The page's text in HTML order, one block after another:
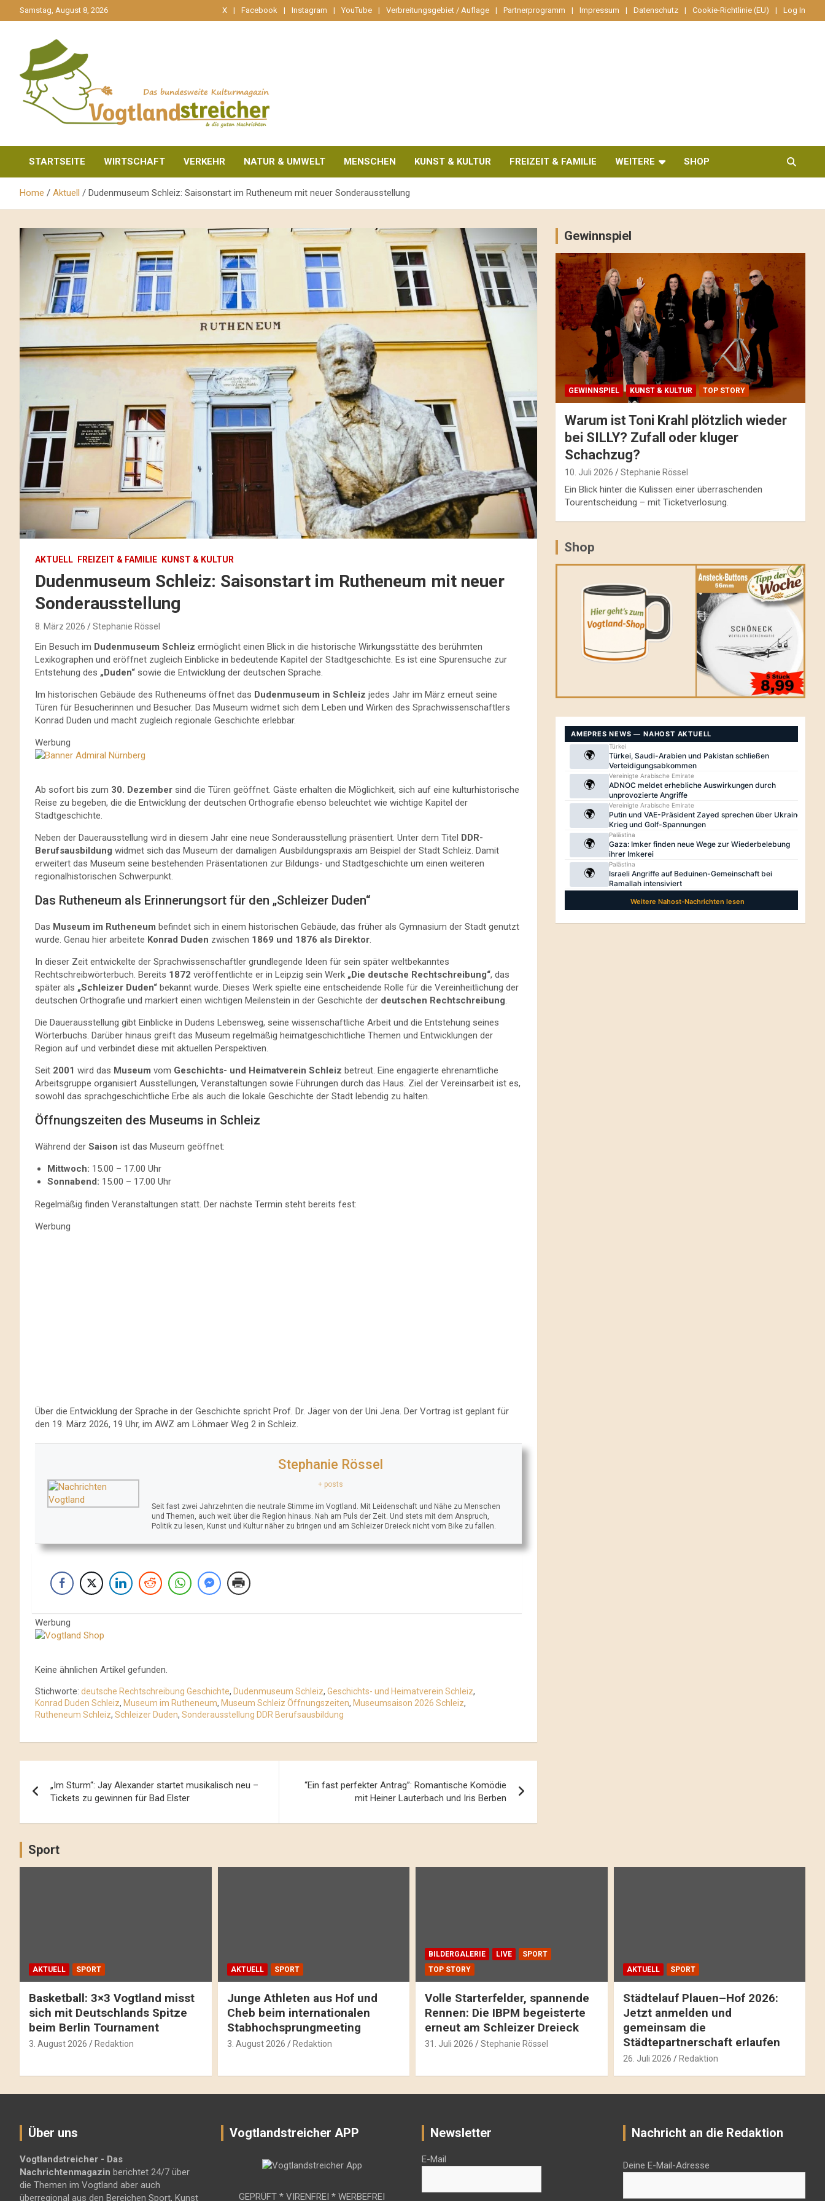
zum
Samstag, August 8, 2026 X Facebook Instagram YouTube Verbreitungsgebiet / Auflage Partnerprogramm Impressum Datenschutz Cookie-Richtlinie (EU) Log In
Vogtlandstreicher
STARTSEITE WIRTSCHAFT VERKEHR NATUR & UMWELT MENSCHEN KUNST & KULTUR FREIZEIT & FAMILIE WEITERE SHOP
Home Aktuell Dudenmuseum Schleiz: Saisonstart im Rutheneum mit neuer Sonderausstellung
AKTUELL FREIZEIT & FAMILIE KUNST & KULTUR
Dudenmuseum Schleiz: Saisonstart im Rutheneum mit neuer
Sonderausstellung
8. März 2026 Stephanie Rössel
Ein Besuch im Dudenmuseum Schleiz ermöglicht einen Blick in die historische Wirkungsstätte des berühmten
Lexikographen und eröffnet zugleich Einblicke in bedeutende Kapitel der Stadtgeschichte. Es ist eine Spurensuche zur
Entstehung des „Duden“ sowie die Entwicklung der deutschen Sprache.
Im historischen Gebäude des Rutheneums öffnet das Dudenmuseum in Schleiz jedes Jahr im März erneut seine
Türen für Besucherinnen und Besucher. Das Museum widmet sich dem Leben und Wirken des Sprachwissenschaftlers
Konrad Duden und macht zugleich regionale Geschichte erlebbar.
Werbung
Ab sofort bis zum 30. Dezember sind die Türen geöffnet. Gäste erhalten die Möglichkeit, sich auf eine kulturhistorische
Reise zu begeben, die die Entwicklung der deutschen Orthografie ebenso beleuchtet wie wichtige Kapitel der
Stadtgeschichte.
Neben der Dauerausstellung wird in diesem Jahr eine neue Sonderausstellung präsentiert. Unter dem Titel DDR-
Berufsausbildung widmet sich das Museum der damaligen Ausbildungspraxis am Beispiel der Stadt Schleiz. Damit
erweitert das Museum seine bestehenden Präsentationen zur Bildungs- und Stadtgeschichte um einen weiteren
regionalhistorischen Schwerpunkt.
Das Rutheneum als Erinnerungsort für den „Schleizer Duden“
Das Museum im Rutheneum befindet sich in einem historischen Gebäude, das früher als Gymnasium der Stadt genutzt
wurde. Genau hier arbeitete Konrad Duden zwischen 1869 und 1876 als Direktor
In dieser Zeit entwickelte der Sprachwissenschaftler grundlegende Ideen für sein später weltbekanntes
Rechtschreibwörterbuch. Bereits 1872 veröffentlichte er in Leipzig sein Werk „Die deutsche Rechtschreibung“, das
später als „Schleizer Duden“ bekannt wurde. Dieses Werk spielte eine entscheidende Rolle für die Vereinheitlichung der
deutschen Orthografie und markiert einen wichtigen Meilenstein in der Geschichte der deutschen Rechtschreibung
Die Dauerausstellung gibt Einblicke in Dudens Lebensweg, seine wissenschaftliche Arbeit und die Entstehung seines
Wörterbuchs. Darüber hinaus greift das Museum regelmäßig heimatgeschichtliche Themen und Entwicklungen der
Region auf und verbindet diese mit aktuellen Perspektiven.
Seit 2001 wird das Museum vom Geschichts- und Heimatverein Schleiz betreut. Eine engagierte ehrenamtliche
Arbeitsgruppe organisiert Ausstellungen, Veranstaltungen sowie Führungen durch das Haus. Ziel der Vereinsarbeit ist es,
sowohl das sprachgeschichtliche Erbe als auch die lokale Geschichte der Stadt lebendig zu halten.
Öffnungszeiten des Museums in Schleiz
Während der Saison ist das Museum geöffnet:
Mittwoch: 15.00 – 17.00 Uhr
Sonnabend: 15.00 – 17.00 Uhr
Regelmäßig finden Veranstaltungen statt. Der nächste Termin steht bereits fest:
Werbung
Über die Entwicklung der Sprache in der Geschichte spricht Prof. Dr. Jäger von der Uni Jena. Der Vortrag ist geplant für
den 19. März 2026, 19 Uhr, im AWZ am Löhmaer Weg 2 in Schleiz.
Stephanie Rössel
+ posts
Seit fast zwei Jahrzehnten die neutrale Stimme im Vogtland. Mit Leidenschaft und Nähe zu Menschen
und Themen, auch weit über die Region hinaus. Nah am Puls der Zeit. Und stets mit dem Anspruch,
Politik zu lesen, Kunst und Kultur näher zu bringen und am Schleizer Dreieck nicht vom Bike zu fallen.
Werbung
Keine ähnlichen Artikel gefunden.
Stichworte: deutsche Rechtschreibung Geschichte, Dudenmuseum Schleiz, Geschichts- und Heimatverein Schleiz,
Konrad Duden Schleiz, Museum im Rutheneum, Museum Schleiz Öffnungszeiten, Museumsaison 2026 Schleiz,
Rutheneum Schleiz, Schleizer Duden, Sonderausstellung DDR Berufsausbildung
Navigation
„Im Sturm“: Jay Alexander startet musikalisch neu –
Tickets zu gewinnen für Bad Elster
“Ein fast perfekter Antrag”: Romantische Komödie
mit Heiner Lauterbach und Iris Berben
Gewinnspiel
GEWINNSPIEL KUNST & KULTUR TOP STORY
Warum ist Toni Krahl plötzlich wieder
bei SILLY? Zufall oder kluger
Schachzug?
10. Juli 2026 Stephanie Rössel
Ein Blick hinter die Kulissen einer überraschenden
Tourentscheidung – mit Ticketverlosung.
Shop
Sport
AKTUELL SPORT
Basketball: 3×3 Vogtland misst
sich mit Deutschlands Spitze
beim Berlin Tournament
3. August 2026 Redaktion
AKTUELL SPORT
Junge Athleten aus Hof und
Cheb beim internationalen
Stabhochsprungmeeting
3. August 2026 Redaktion
BILDERGALERIE LIVE
SPORT
TOP STORY
Volle Starterfelder, spannende
Rennen: Die IBPM begeisterte
erneut am Schleizer Dreieck
31. Juli 2026 Stephanie Rössel
AKTUELL SPORT
Städtelauf Plauen–Hof 2026:
Jetzt anmelden und
gemeinsam die
Städtepartnerschaft erlaufen
26. Juli 2026 Redaktion
Über uns
Vogtlandstreicher - Das
Nachrichtenmagazin berichtet 24/7 über
die Themen im Vogtland aber auch
überregional aus den Bereichen Sport, Kunst
Vogtlandstreicher APP
GEPRÜFT * VIRENFREI * WERBEFREI
Newsletter
E-Mail
Nachricht an die Redaktion
Deine E-Mail-Adresse